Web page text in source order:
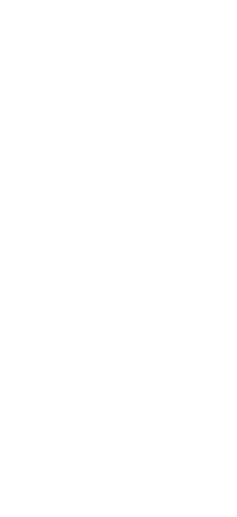
Altimira, la
abrir la
La salida del
desencadenaría una